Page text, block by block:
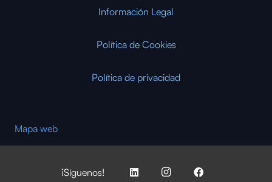
Información Legal
Política de Cookies
Política de privacidad
Mapa web
¡Síguenos!